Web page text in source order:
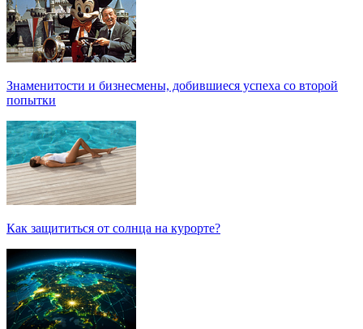
Знаменитости и бизнесмены, добившиеся успеха со второй
попытки
Как защититься от солнца на курорте?